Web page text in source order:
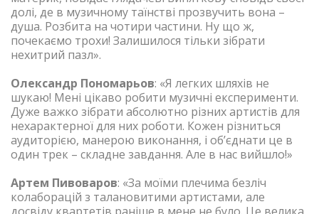
долі, де в музичному таїнстві прозвучить вона –
душа. Розбита на чотири частини. Ну що ж,
почекаємо трохи! Залишилося тільки зібрати
нехитрий пазл».
Олександр Пономарьов: «Я легких шляхів не
шукаю! Мені цікаво робити музичні експерименти.
Дуже важко зібрати абсолютно різних артистів для
нехарактерної для них роботи. Кожен різниться
аудиторією, манерою виконання, і об’єднати це в
один трек – складне завдання. Але в нас вийшло!»
Артем Пивоваров: «За моїми плечима безліч
колаборацій з талановитими артистами, але